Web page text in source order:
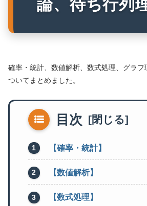
論、待ち行列
確率・統計、数値解析、数式処理、グラ
ついてまとめました。
目次
【確率・統計】
【数値解析】
【数式処理】